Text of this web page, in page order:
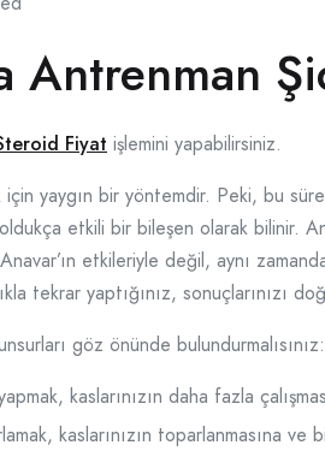
Antrenman
Fiyat işlemini yapabilirsiniz.
için yaygın bir yöntemdir. Peki, bu
etkili bir bileşen olarak bilinir.
etkileriyle değil, aynı
tekrar yaptığınız, sonuçlarınızı
göz önünde bulundurmalısınız:
kaslarınızın daha fazla
kaslarınızın toparlanmasına